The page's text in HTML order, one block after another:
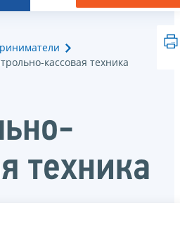
кассовая техника
техника